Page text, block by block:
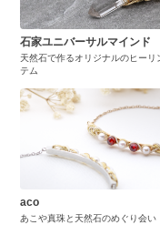
石家ユニバーサルマインド
天然石で作るオリジナルのヒーリ
テム
aco
あこや真珠と天然石のめぐり会い